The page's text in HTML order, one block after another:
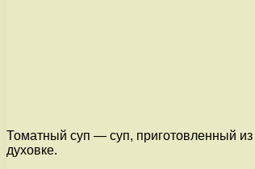
Томатный суп — суп, приготовленный
духовке.